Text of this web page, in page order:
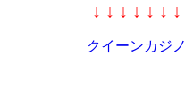
↓ ↓ ↓ ↓ ↓ ↓ ↓
クイーンカジノ